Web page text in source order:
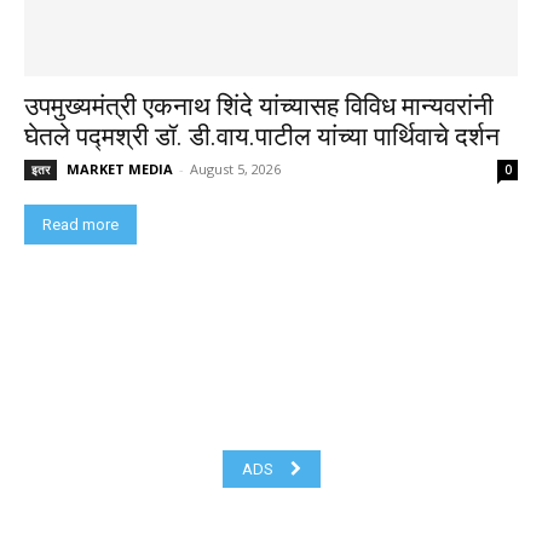
उपमुख्यमंत्री एकनाथ शिंदे यांच्यासह विविध मान्यवरांनी
घेतले पद्मश्री डॉ. डी.वाय.पाटील यांच्या पार्थिवाचे दर्शन
इतर MARKET MEDIA - August 5, 2026 0
Read more
ADS